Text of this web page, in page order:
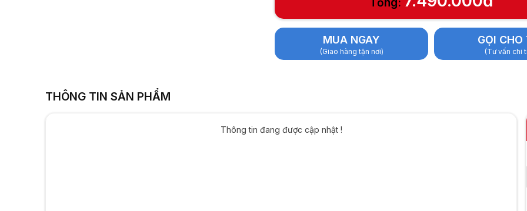
MUA NGAY
(Giao hàng tận nơi)
GỌI CHO
(Tư vấn chi
THÔNG TIN SẢN PHẨM
Thông tin đang được cập nhật !